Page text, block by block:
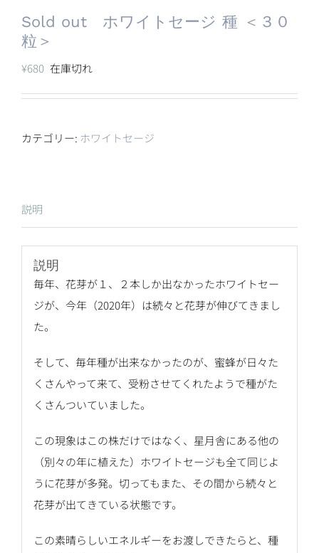
Sold out ホワイトセージ 種 ＜３０
粒＞
¥680 在庫切れ
カテゴリー: ホワイトセージ
説明
説明
毎年、花芽が１、２本しか出なかったホワイトセー
ジが、今年（2020年）は続々と花芽が伸びてきまし
た。
そして、毎年種が出来なかったのが、蜜蜂が日々た
くさんやって来て、受粉させてくれたようで種がた
くさんついていました。
この現象はこの株だけではなく、星月舎にある他の
（別々の年に植えた）ホワイトセージも全て同じよ
うに花芽が多発。切ってもまた、その間から続々と
花芽が出てきている状態です。
この素晴らしいエネルギーをお渡しできたらと、種